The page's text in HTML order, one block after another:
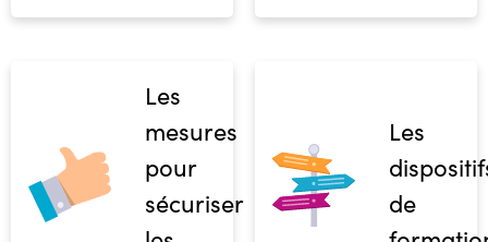
Les
mesures
pour
sécuriser
Les
de